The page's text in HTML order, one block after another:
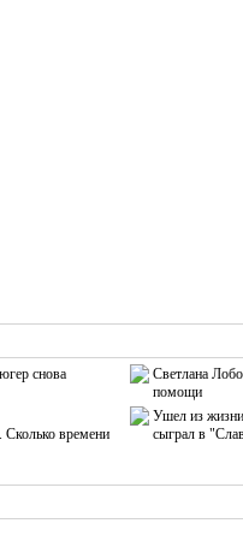
снова
Сколько времени
Светлана
помощи
Ушел из жизни
сыграл в